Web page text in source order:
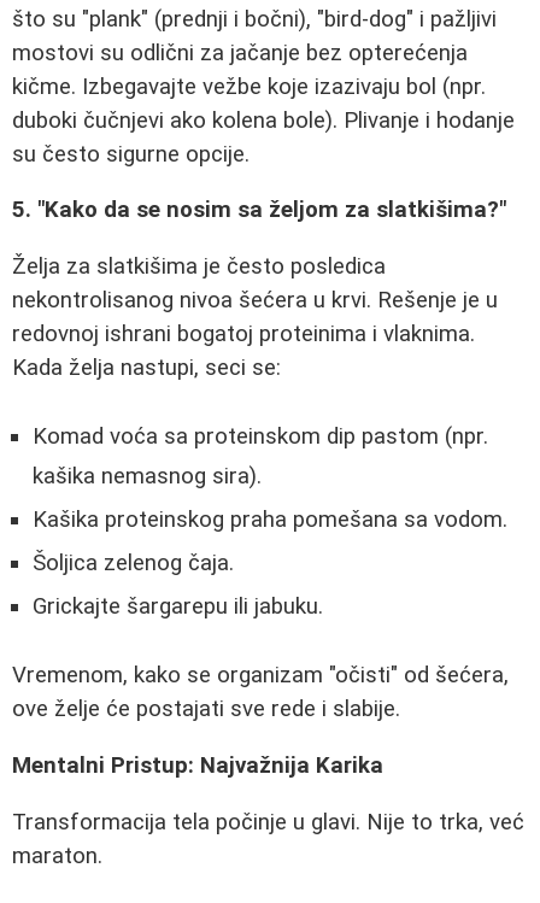
što su "plank" (prednji i bočni), "bird-dog" i pažljivi
mostovi su odlični za jačanje bez opterećenja
kičme. Izbegavajte vežbe koje izazivaju bol (npr.
duboki čučnjevi ako kolena bole). Plivanje i hodanje
su često sigurne opcije.
5. "Kako da se nosim sa željom za slatkišima?"
Želja za slatkišima je često posledica
nekontrolisanog nivoa šećera u krvi. Rešenje je u
redovnoj ishrani bogatoj proteinima i vlaknima.
Kada želja nastupi, seci se:
Komad voća sa proteinskom dip pastom (npr.
kašika nemasnog sira).
Kašika proteinskog praha pomešana sa vodom.
Šoljica zelenog čaja.
Grickajte šargarepu ili jabuku.
Vremenom, kako se organizam "očisti" od šećera,
ove želje će postajati sve rede i slabije.
Mentalni Pristup: Najvažnija Karika
Transformacija tela počinje u glavi. Nije to trka, već
maraton.